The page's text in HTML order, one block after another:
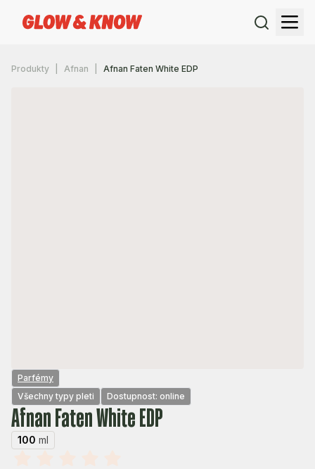
Produkty Afnan Afnan Faten White EDP
Parfémy
Všechny typy pleti
Dostupnost: online
Afnan Faten White EDP
100 ml